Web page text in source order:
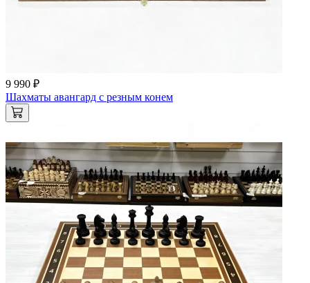
9 990 ₽
Шахматы авангард с резным конем